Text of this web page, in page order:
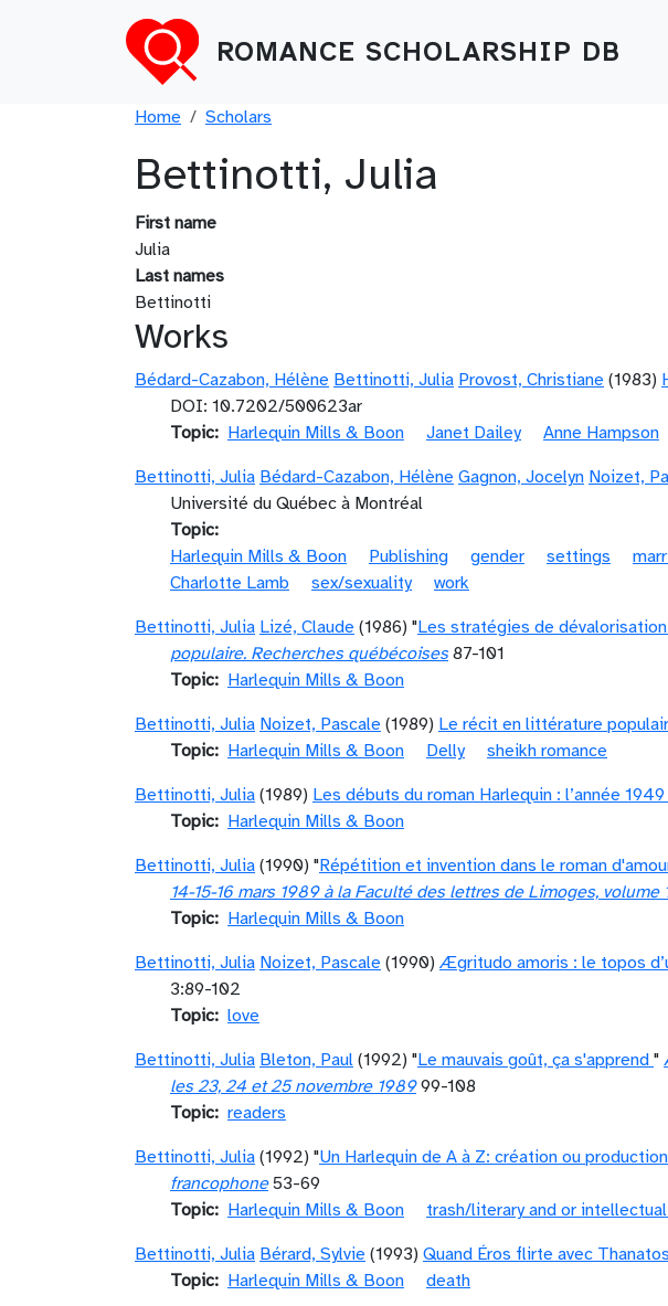
ROMANCE SCHOLARSHIP DB
Breadcrumb
Home Scholars
Bettinotti, Julia
First name
Julia
Last names
Bettinotti
Works
Bédard-Cazabon, Hélène Bettinotti, Julia Provost, Christiane (1983)
DOI: 10.7202/500623ar
Topic
Harlequin Mills & Boon Janet Dailey Anne Hampson
Bettinotti, Julia Bédard-Cazabon, Hélène Gagnon, Jocelyn Noizet,
Université du Québec à Montréal
Topic
Harlequin Mills & Boon
Publishing gender settings
Charlotte Lamb
sex/sexuality
work
Bettinotti, Julia Lizé, Claude (1986) "Les stratégies de
populaire. Recherches québécoises87-101
Topic
Harlequin Mills & Boon
Bettinotti, Julia Noizet, Pascale (1989) Le récit en littérature
Topic
Harlequin Mills & Boon Delly
sheikh romance
Bettinotti, Julia (1989) Les débuts du roman Harlequin : l’année 1949
Topic
Harlequin Mills & Boon
Bettinotti, Julia (1990) "Répétition et invention dans le roman
14-15-16 mars 1989 à la Faculté des lettres de Limoges, volume
Topic
Harlequin Mills & Boon
Bettinotti, Julia Noizet, Pascale (1990) Ægritudo amoris : le topos
3:89-102
Topic love
Bettinotti, Julia Bleton, Paul (1992) "Le mauvais goût, ça s'apprend "
les 23, 24 et 25 novembre 198999-108
Topic readers
Bettinotti, Julia (1992) "Un Harlequin de A à Z: création ou
francophone53-69
Topic
Harlequin Mills & Boon
trash/literary and or
Bettinotti, Julia Bérard, Sylvie (1993) Quand Éros flirte avec
Topic
Harlequin Mills & Boon
death